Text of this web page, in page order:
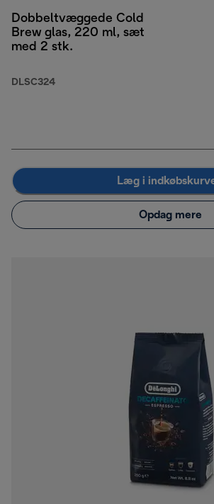
Dobbeltvæggede Cold
Brew glas, 220 ml, sæt
med 2 stk.
DLSC324
Læg i
Opdag mere